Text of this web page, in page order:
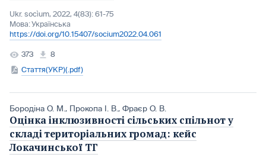
Ukr. socìum, 2022, 4(83): 61-75
Мова:Українська
https://doi.org/10.15407/socium2022.04.061
373
8
Стаття(УКР)(.pdf)
Бородіна О. М., Прокопа І. В., Фраєр О. В.
Оцінка інклюзивності сільських спільнот у
складі територіальних громад: кейс
Локачинської ТГ